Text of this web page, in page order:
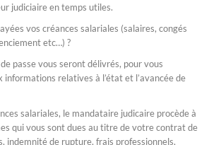
judiciaire en temps utiles.
vos créances salariales (salaires, congés
etc…) ?
passe vous seront délivrés, pour vous
informations relatives à l’état et l’avancée de
salariales, le mandataire judicaire procède à
qui vous sont dues au titre de votre contrat de
indemnité de rupture, frais professionnels,